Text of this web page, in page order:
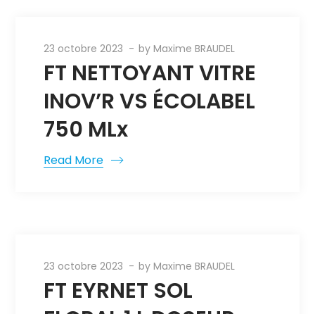
23 octobre 2023 byMaxime BRAUDEL
FT NETTOYANT VITRE
INOV’R VS ÉCOLABEL
750 MLx
Read More
23 octobre 2023 byMaxime BRAUDEL
FT EYRNET SOL